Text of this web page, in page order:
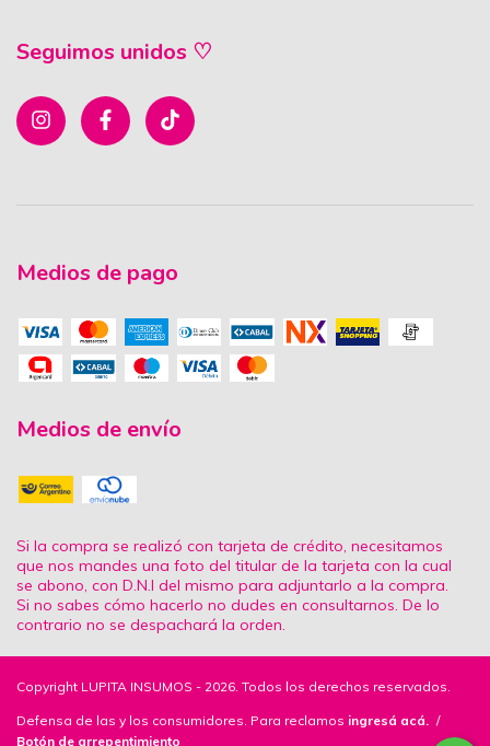
Seguimos unidos ♡
Medios de pago
Medios de envío
Si la compra se realizó con tarjeta de crédito, necesitamos
que nos mandes una foto del titular de la tarjeta con la cual
se abono, con D.N.I del mismo para adjuntarlo a la compra.
Si no sabes cómo hacerlo no dudes en consultarnos. De lo
contrario no se despachará la orden.
Copyright LUPITA INSUMOS - 2026. Todos los derechos reservados.
Defensa de las y los consumidores. Para reclamos ingresá acá. /
Botón de arrepentimiento